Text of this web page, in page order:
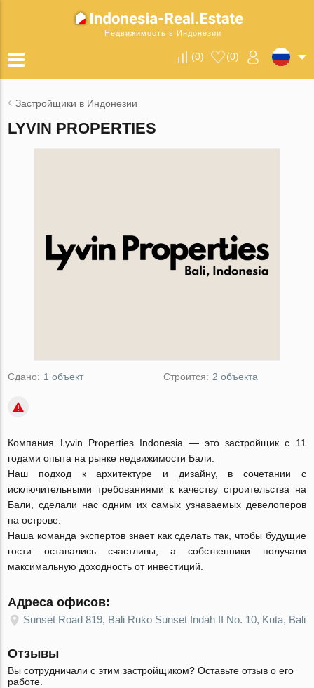
Недвижимость в Индонезии
(0) (0)
Застройщики в Индонезии
LYVIN PROPERTIES
Сдано: 1 объект Строится: 2 объекта
Компания Lyvin Properties Indonesia — это застройщик c 11
годами опыта на рынке недвижимости Бали.
Наш подход к архитектуре и дизайну, в сочетании с
исключительными требованиями к качеству строительства на
Бали, сделали нас одним их самых узнаваемых девелоперов
на острове.
Наша команда экспертов знает как сделать так, чтобы будущие
гости оставались счастливы, а собственники получали
максимальную доходность от инвестиций.
Адреса офисов:
Sunset Road 819, Bali Ruko Sunset Indah II No. 10, Kuta, Bali
Отзывы
Вы сотрудничали с этим застройщиком? Оставьте отзыв о его
работе.